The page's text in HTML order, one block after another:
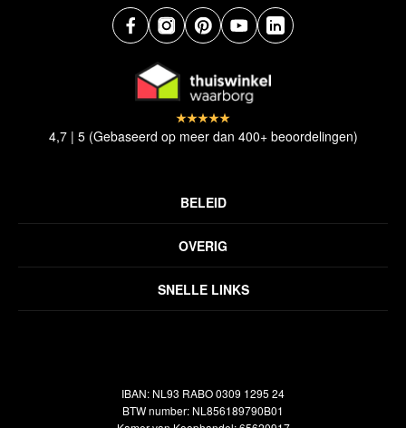
SNELLE LINKS
OVERIG
Inspiratie
Veelgestelde vragen
BELEID
Disclaimer
Verzendbeleid
4,7 | 5 (Gebaseerd op meer dan 400+ beoordelingen)
IBAN: NL93 RABO 0309 1295 24
BTW number: NL856189790B01